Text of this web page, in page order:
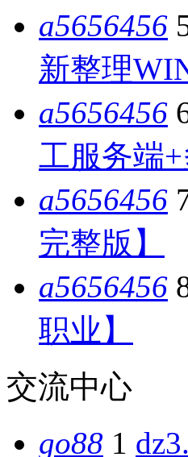
a5656456
新整理
a5656456
工服务端
a5656456
完整版】
a5656456
职业】
交流中心
go88 1